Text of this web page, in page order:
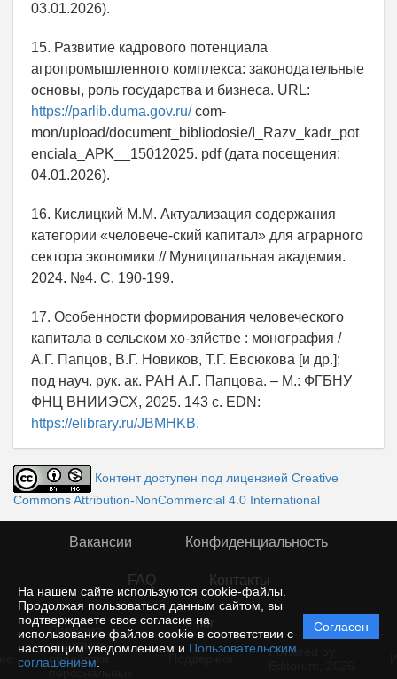
На нашем сайте используются cookie-файлы.
Продолжая пользоваться данным сайтом, вы
подтверждаете свое согласие на
использование файлов cookie в соответствии с
настоящим уведомлением и Пользовательским
соглашением
Согласен
03.01.2026).
15. Развитие кадрового потенциала
агропромышленного комплекса: законодательные
основы, роль государства и бизнеса. URL:
https://parlib.duma.gov.ru/com-
mon/upload/document_bibliodosie/I_Razv_kadr_pot
enciala_APK__15012025. pdf (дата посещения:
04.01.2026).
16. Кислицкий М.М. Актуализация содержания
категории «человече-ский капитал» для аграрного
сектора экономики // Муниципальная академия.
2024. №4. С. 190-199.
17. Особенности формирования человеческого
капитала в сельском хо-зяйстве : монография /
А.Г. Папцов, В.Г. Новиков, Т.Г. Евсюкова [и др.];
под науч. рук. ак. РАН А.Г. Папцова. – М.: ФГБНУ
ФНЦ ВНИИЭСХ, 2025. 143 с. EDN:
https://elibrary.ru/JBMHKB.
Контент доступен под лицензией Creative
Commons Attribution-NonCommercial 4.0 International
Вакансии Конфиденциальность
FAQ Контакты
© rior
Политика
защиты и
обработки
Powered by